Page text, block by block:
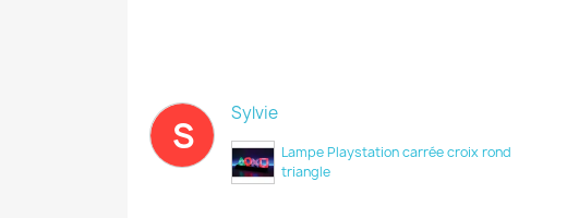
S
Sylvie
Lampe Playstation carrée croix rond
triangle